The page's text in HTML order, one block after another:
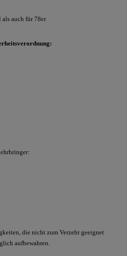
auch für 78er
die nicht zum Verzehr geeignet
aufbewahren.